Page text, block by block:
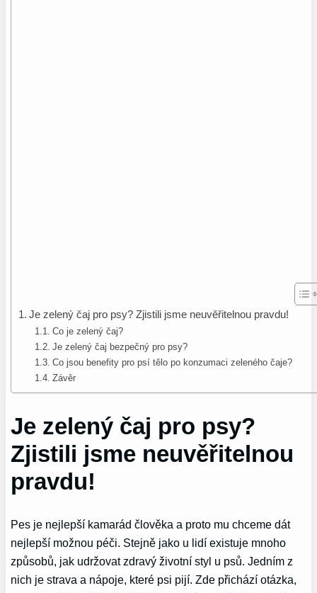
Je zelený čaj pro psy? Zjistili jsme neuvěřitelnou pravdu!
Co je zelený čaj?
Je zelený čaj bezpečný pro psy?
Co jsou benefity pro psí tělo po konzumaci zeleného čaje?
Závěr
Je zelený čaj pro psy?
Zjistili jsme neuvěřitelnou
pravdu!
Pes je nejlepší kamarád člověka a proto mu chceme dát
nejlepší možnou péči. Stejně jako u lidí existuje mnoho
způsobů, jak udržovat zdravý životní styl u psů. Jedním z
nich je strava a nápoje, které psi pijí. Zde přichází otázka,